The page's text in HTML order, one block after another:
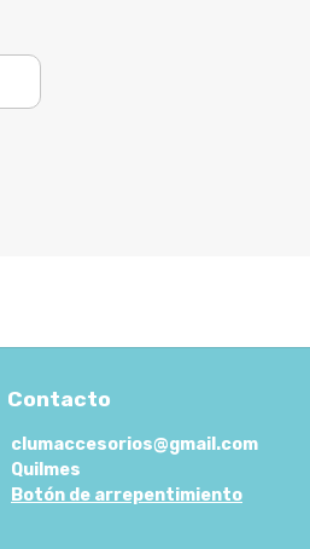
Contacto
clumaccesorios@gmail.com
Quilmes
Botón de arrepentimiento